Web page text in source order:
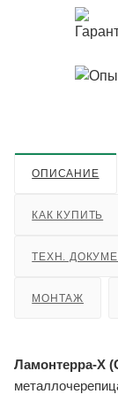
ОПИСАНИЕ
КАК КУПИТЬ
ТЕХН.
МОНТАЖ
Ламонтерра-X